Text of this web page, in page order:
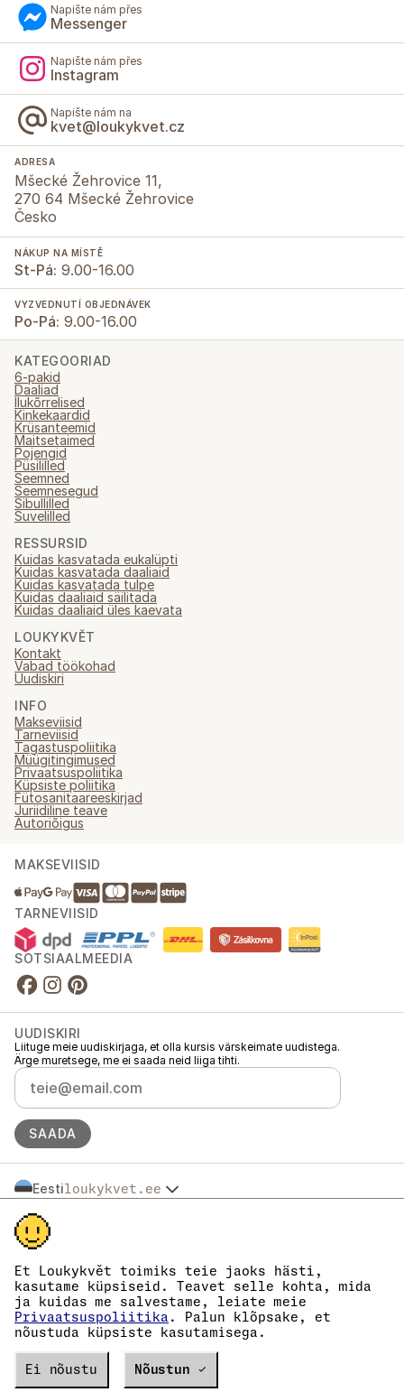
Et Loukykvět toimiks teie jaoks hästi,
kasutame küpsiseid. Teavet selle kohta, mida
ja kuidas me salvestame, leiate meie
Privaatsuspoliitika . Palun klõpsake, et
nõustuda küpsiste kasutamisega.
Ei nõustu Nõustun ✓
Napište nám přes
Messenger
Napište nám přes
Instagram
Napište nám na
kvet@loukykvet.cz
ADRESA
Mšecké Žehrovice 11,
270 64 Mšecké Žehrovice
Česko
NÁKUP NA MÍSTĚ
St-Pá: 9.00-16.00
VYZVEDNUTÍ OBJEDNÁVEK
Po-Pá: 9.00-16.00
KATEGOORIAD
6-pakid
Daaliad
Ilukõrrelised
Kinkekaardid
Krüsanteemid
Maitsetaimed
Pojengid
Püsililled
Seemned
Seemnesegud
Sibullilled
Suvelilled
RESSURSID
Kuidas kasvatada eukalüpti
Kuidas kasvatada daaliaid
Kuidas kasvatada tulpe
Kuidas daaliaid säilitada
Kuidas daaliaid üles kaevata
LOUKYKVĚT
Kontakt
Vabad töökohad
Uudiskiri
INFO
Makseviisid
Tarneviisid
Tagastuspoliitika
Müügitingimused
Privaatsuspoliitika
Küpsiste poliitika
Fütosanitaareeskirjad
Juriidiline teave
Autoriõigus
MAKSEVIISID
TARNEVIISID
SOTSIAALMEEDIA
UUDISKIRI
Liituge meie uudiskirjaga, et olla kursis värskeimate uudistega.
Ärge muretsege, me ei saada neid liiga tihti.
SAADA
Eestiloukykvet.ee
Slovensko
Polska
Österreich
Deutschland
France
België
Danmark
España
Suomi
Magyarország
© 2016 →
Loukykvět s.r.o. on registreeritud Praha linnakohtu äriregistris (osa C,
Osaleme EKO-KOM süsteemis registrinumbriga EKF00180493.
Kasutame taimepasside väljastamiseks registreerimisnumbrit 0636.
Meie registrikood on 05663687, käibemaksukohustuslase number on
CZ05663687.
Andmekasti ID on eng827q.
EORI number on CZ05663687.
Oleme käibemaksukohustuslased.
Verze
20302 PRODUCTION